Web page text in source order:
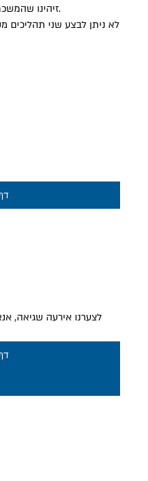
זיהינו שהמשכתם את התהליך באתר בחלון חדש.
לא ניתן לבצע שני תהליכים
לצערנו אירעה שגיאה,